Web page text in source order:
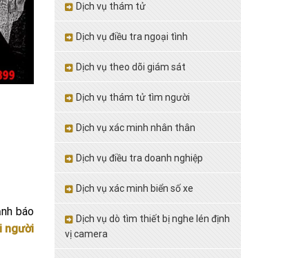
báo
người
Dịch vụ thám tử
Dịch vụ điều tra ngoại tình
Dịch vụ theo dõi giám sát
Dịch vụ thám tử tìm người
Dịch vụ xác minh nhân thân
Dịch vụ điều tra doanh nghiệp
Dịch vụ xác minh biển số xe
Dịch vụ dò tìm thiết bị nghe lén định
vị camera